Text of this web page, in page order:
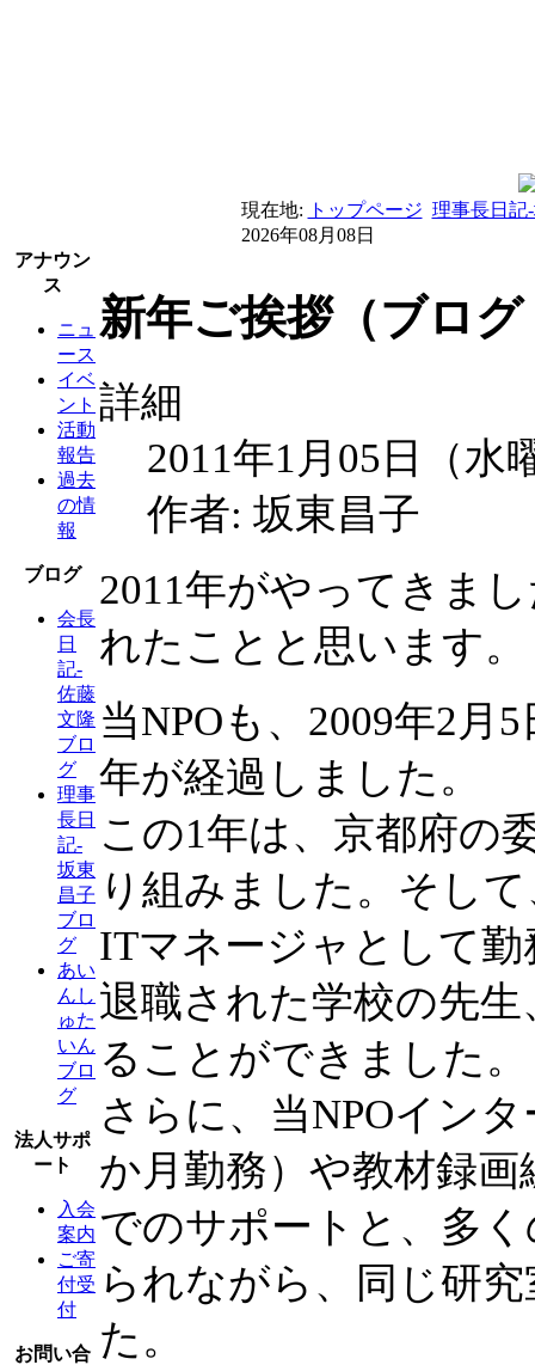
現在地: トップページ 理事長日記
2026年08月08日
アナウン
ス
ニュ
ース
イベ
ント
活動
報告
過去
の情
報
ブログ
会長
日
記-
佐藤
文隆
ブロ
グ
理事
長日
記-
坂東
昌子
ブロ
グ
あい
んし
ゅた
いん
ブロ
グ
法人サポ
ート
入会
案内
ご寄
付受
付
お問い合
新年ご挨拶（ブログ
詳細
2011年1月05日（水
作者: 坂東昌子
2011年がやってきま
れたことと思います。
当NPOも、2009年2月
年が経過しました。
この1年は、京都府の
り組みました。そし
ITマネージャとして
退職された学校の先
ることができました。
さらに、当NPOイン
か月勤務）や教材録
でのサポートと、多
られながら、同じ研
た。